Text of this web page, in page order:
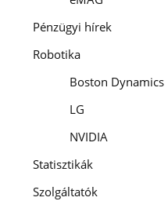
Pénzügyi hírek
Robotika
Boston Dynamics
LG
NVIDIA
Statisztikák
Szolgáltatók